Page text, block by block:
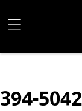
394-5042